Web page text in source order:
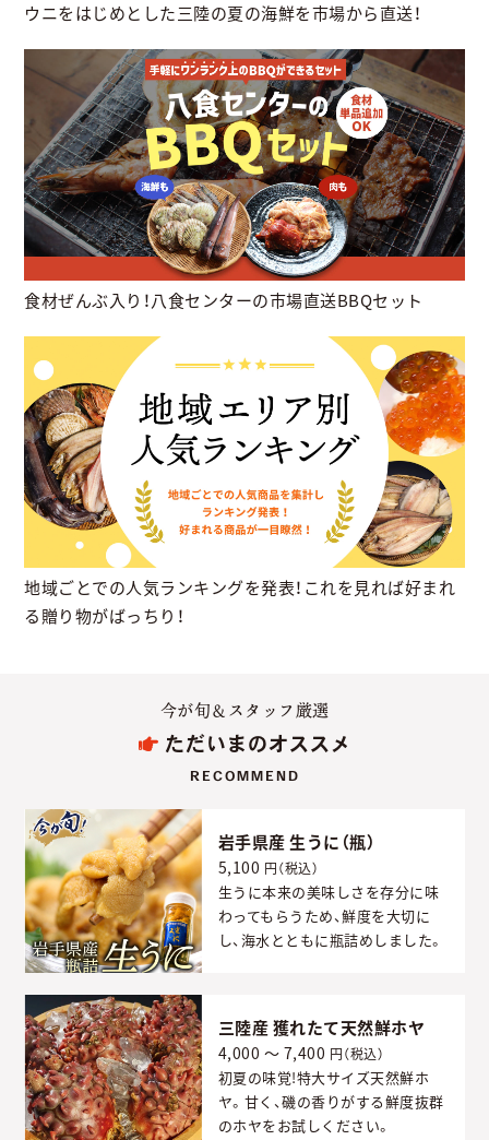
ウニをはじめとした三陸の夏の海鮮を市場から直送！
食材ぜんぶ入り！八食センターの市場直送BBQセット
地域ごとでの人気ランキングを発表！これを見れば好まれ
る贈り物がばっちり！
今が旬＆スタッフ厳選
ただいまのオススメ
RECOMMEND
岩手県産 生うに（瓶）
5,100 円（税込）
生うに本来の美味しさを存分に味
わってもらうため、鮮度を大切に
し、海水とともに瓶詰めしました。
三陸産 獲れたて天然鮮ホヤ
4,000 ～ 7,400 円（税込）
初夏の味覚!特大サイズ天然鮮ホ
ヤ。甘く、磯の香りがする鮮度抜群
のホヤをお試しください。